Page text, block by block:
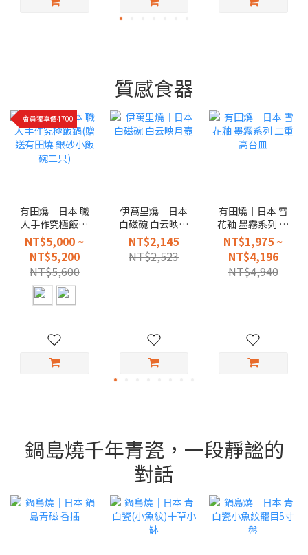
質感食器
會員獨享價4700
有田燒｜日本 職
人手作究極飯鍋
(贈送有田燒 銀砂
小飯碗二只)
NT$5,000 ~
NT$5,200
NT$5,600
伊萬里燒｜日本
白磁碗 白云映月
壺
NT$2,145
NT$2,523
有田燒｜日本 雪
花釉 墨霧系列 二
重高台皿
NT$1,975 ~
NT$4,196
NT$4,940
鍋島燒千年青瓷，一段靜謐的
對話